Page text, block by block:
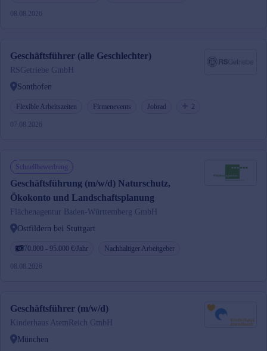
08.08.2026
Geschäftsführer (alle Geschlechter)
RSGetriebe GmbH
Sonthofen
Flexible Arbeitszeiten Firmenevents Jobrad 2
07.08.2026
Schnellbewerbung
Geschäftsführung (m/w/d) Naturschutz,
Ökokonto und Landschaftsplanung
Flächenagentur Baden-Württemberg GmbH
Ostfildern bei Stuttgart
70.000 - 95.000 €/Jahr Nachhaltiger Arbeitgeber
08.08.2026
Geschäftsführer (m/w/d)
Kinderhaus AtemReich GmbH
München